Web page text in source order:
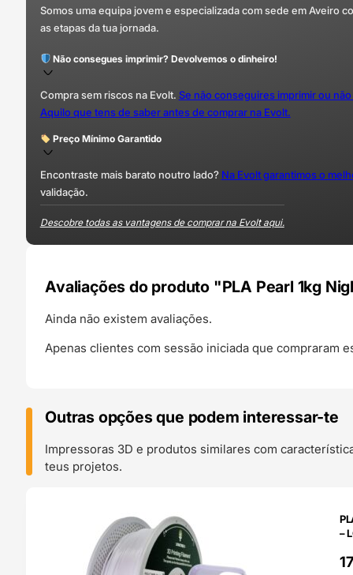
Somos uma equipa jovem e especializada com sede em Aveiro
as etapas da tua jornada.
Não consegues imprimir? Devolvemos o dinheiro!
Compra sem riscos na Evolt. Se não conseguires imprimir ou
Aquilo que tens de saber antes de comprar na Evolt.
Preço Mínimo Garantido
Encontraste mais barato noutro lado? Na Evolt garantimos o
validação.
Descobre todas as vantagens de comprar na Evolt aqui.
Avaliações do produto "PLA Pearl 1kg
Ainda não existem avaliações.
Apenas clientes com sessão iniciada que compraram
Outras opções que podem interessar-te
Impressoras 3D e produtos similares com
teus projetos.
–